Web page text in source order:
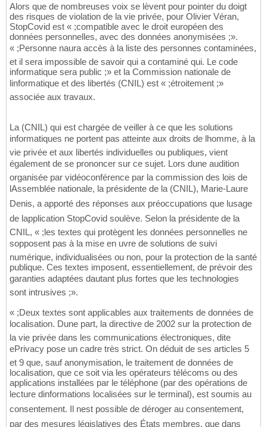
Alors que de nombreuses voix se lèvent pour pointer du doigt
des risques de violation de la vie privée, pour Olivier Véran,
StopCovid est « ;compatible avec le droit européen des
données personnelles, avec des données anonymisées ;».
« ;Personne naura accès à la liste des personnes contaminées,
et il sera impossible de savoir qui a contaminé qui. Le code
informatique sera public ;» et la Commission nationale de
linformatique et des libertés (CNIL) est « ;étroitement ;»
associée aux travaux.
La (CNIL) qui est chargée de veiller à ce que les solutions
informatiques ne portent pas atteinte aux droits de lhomme, à la
vie privée et aux libertés individuelles ou publiques, vient
également de se prononcer sur ce sujet. Lors dune audition
organisée par vidéoconférence par la commission des lois de
lAssemblée nationale, la présidente de la (CNIL), Marie-Laure
Denis, a apporté des réponses aux préoccupations que lusage
de lapplication StopCovid soulève. Selon la présidente de la
CNIL, « ;les textes qui protègent les données personnelles ne
sopposent pas à la mise en uvre de solutions de suivi
numérique, individualisées ou non, pour la protection de la santé
publique. Ces textes imposent, essentiellement, de prévoir des
garanties adaptées dautant plus fortes que les technologies
sont intrusives ;».
« ;Deux textes sont applicables aux traitements de données de
localisation. Dune part, la directive de 2002 sur la protection de
la vie privée dans les communications électroniques, dite
ePrivacy pose un cadre très strict. On déduit de ses articles 5
et 9 que, sauf anonymisation, le traitement de données de
localisation, que ce soit via les opérateurs télécoms ou des
applications installées par le téléphone (par des opérations de
lecture dinformations localisées sur le terminal), est soumis au
consentement. Il nest possible de déroger au consentement,
par des mesures législatives des États membres, que dans